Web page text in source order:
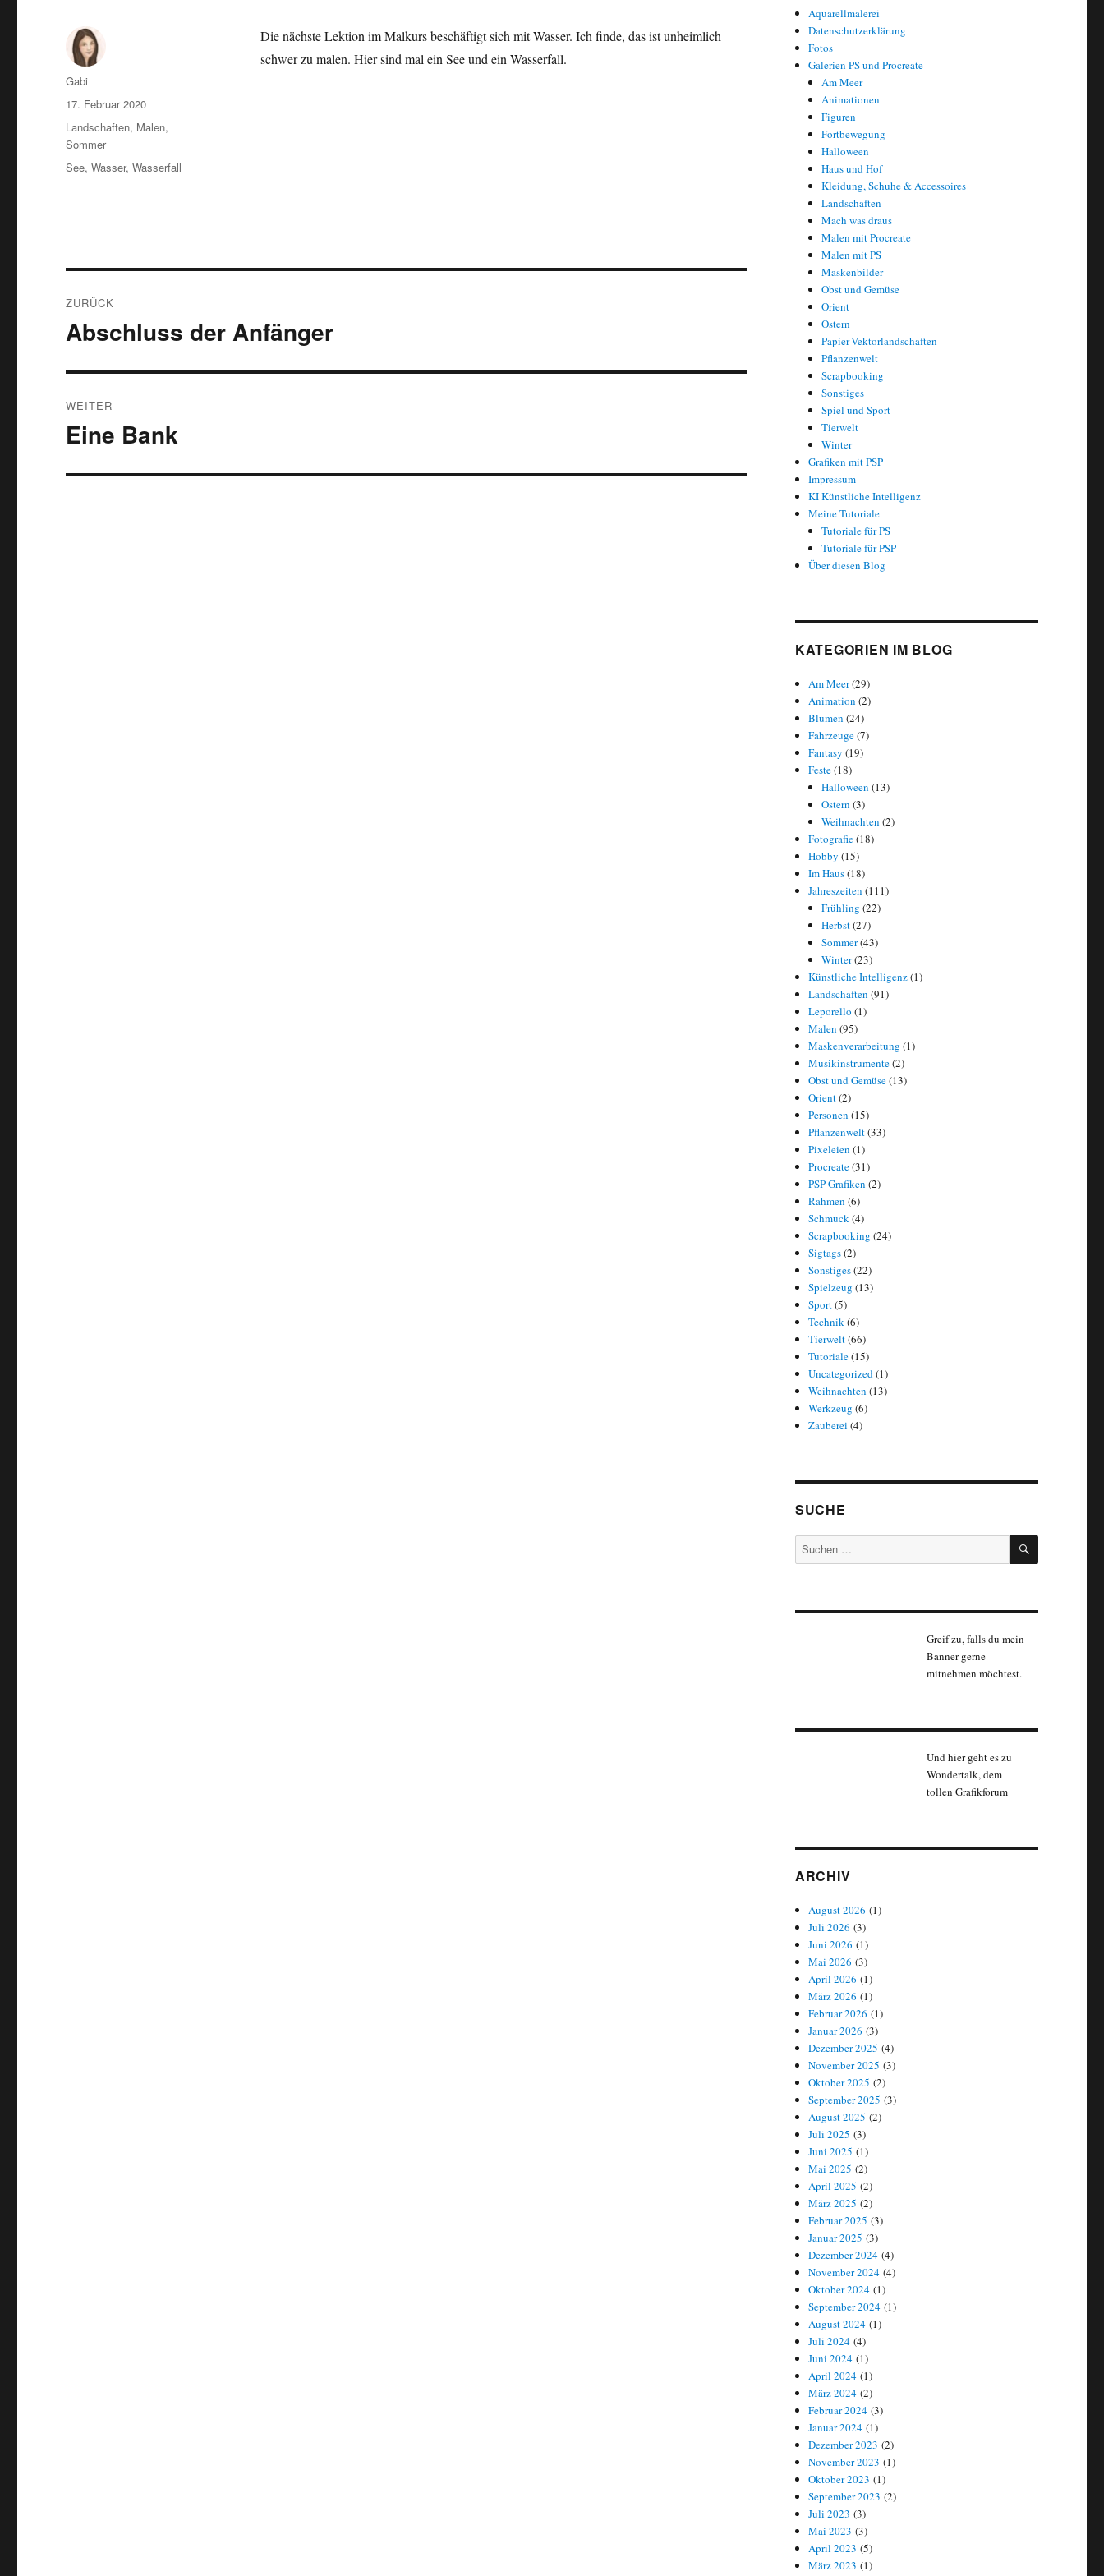
Die nächste Lektion im Malkurs beschäftigt sich mit Wasser. Ich finde, das ist unheimlich
schwer zu malen. Hier sind mal ein See und ein Wasserfall.
Autor
Gabi
Veröffentlicht
am
17. Februar 2020
Kategorien
Landschaften, Malen,
Sommer
Schlagwörter
See,Wasser,Wasserfall
ZURÜCK
Vorheriger
Abschluss der Anfänger
WEITER
Nächster
Eine Bank
Aquarellmalerei
Datenschutzerklärung
Fotos
Galerien PS und Procreate
Am Meer
Animationen
Figuren
Fortbewegung
Halloween
Haus und Hof
Kleidung, Schuhe & Accessoires
Landschaften
Mach was draus
Malen mit Procreate
Malen mit PS
Maskenbilder
Obst und Gemüse
Orient
Ostern
Papier-Vektorlandschaften
Pflanzenwelt
Scrapbooking
Sonstiges
Spiel und Sport
Tierwelt
Winter
Grafiken mit PSP
Impressum
KI Künstliche Intelligenz
Meine Tutoriale
Tutoriale für PS
Tutoriale für PSP
Über diesen Blog
KATEGORIEN IM BLOG
Am Meer(29)
Animation (2)
Blumen (24)
Fahrzeuge(7)
Fantasy (19)
Feste(18)
Halloween (13)
Ostern (3)
Weihnachten (2)
Fotografie(18)
Hobby (15)
Im Haus(18)
Jahreszeiten (111)
Frühling (22)
Herbst(27)
Sommer(43)
Winter(23)
Künstliche Intelligenz(1)
Landschaften (91)
Leporello (1)
Malen (95)
Maskenverarbeitung (1)
Musikinstrumente(2)
Obst und Gemüse(13)
Orient(2)
Personen (15)
Pflanzenwelt(33)
Pixeleien (1)
Procreate(31)
PSP Grafiken (2)
Rahmen (6)
Schmuck(4)
Scrapbooking (24)
Sigtags(2)
Sonstiges(22)
Spielzeug (13)
Sport(5)
Technik(6)
Tierwelt(66)
Tutoriale(15)
Uncategorized(1)
Weihnachten (13)
Werkzeug (6)
Zauberei (4)
SUCHE
Suchen
nach:
SUCHEN
Greif zu, falls du mein
Banner gerne
mitnehmen möchtest.
Und hier geht es zu
Wondertalk, dem
tollen Grafikforum
ARCHIV
August 2026 (1)
Juli 2026 (3)
Juni 2026 (1)
Mai 2026 (3)
April 2026 (1)
März 2026 (1)
Februar 2026 (1)
Januar 2026 (3)
Dezember 2025 (4)
November 2025 (3)
Oktober 2025 (2)
September 2025 (3)
August 2025 (2)
Juli 2025 (3)
Juni 2025 (1)
Mai 2025 (2)
April 2025 (2)
März 2025 (2)
Februar 2025 (3)
Januar 2025 (3)
Dezember 2024 (4)
November 2024 (4)
Oktober 2024 (1)
September 2024 (1)
August 2024 (1)
Juli 2024 (4)
Juni 2024 (1)
April 2024 (1)
März 2024 (2)
Februar 2024 (3)
Januar 2024 (1)
Dezember 2023 (2)
November 2023 (1)
Oktober 2023 (1)
September 2023 (2)
Juli 2023 (3)
Mai 2023 (3)
April 2023 (5)
März 2023 (1)